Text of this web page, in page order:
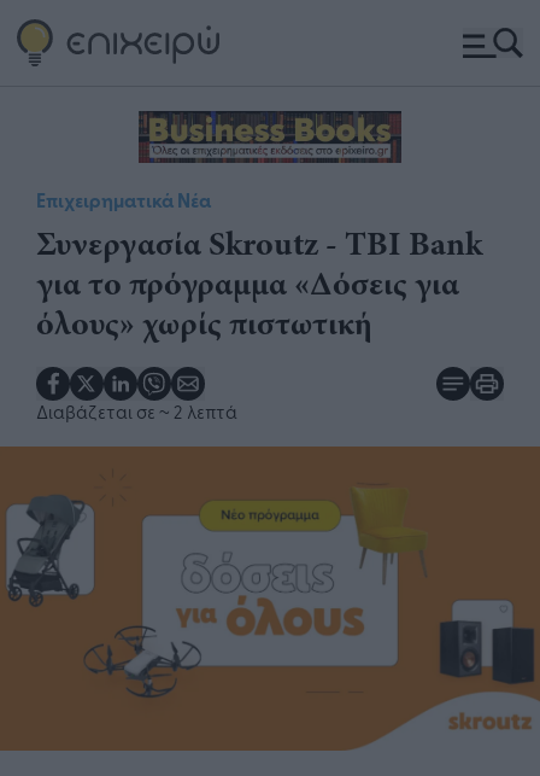
Επιχειρηματικά Νέα
Συνεργασία Skroutz - TBI Bank
για το πρόγραμμα «Δόσεις για
όλους» χωρίς πιστωτική
Διαβάζεται σε ~ 2 λεπτά